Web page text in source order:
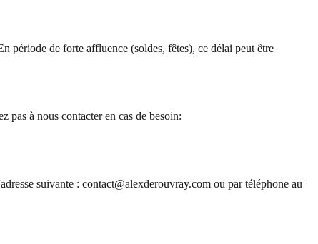
période de forte affluence (soldes, fêtes), ce délai peut être
pas à nous contacter en cas de besoin:
suivante : contact@alexderouvray.com ou par téléphone au